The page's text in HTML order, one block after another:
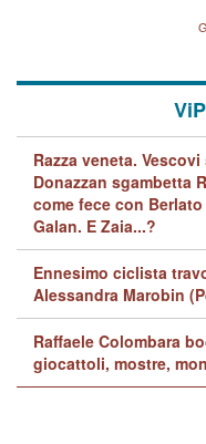
Lavarra: più avvincenti di
quelle di... Barbara
Razza veneta.
Donazzan sgambetta
come fece con
Galan. E Zaia...?
Ennesimo ciclista
Alessandra Marobin
Raffaele Colombara
giocattoli, mostre,